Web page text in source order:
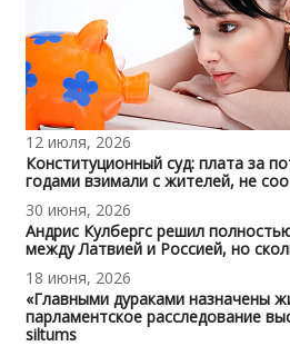
12 июля, 2026
Конституционный суд: плата за
годами взимали с жителей, не
30 июня, 2026
Андрис Кулбергс решил
между Латвией и Россией, но
18 июня, 2026
«Главными дураками назначены
парламентское расследование
siltums